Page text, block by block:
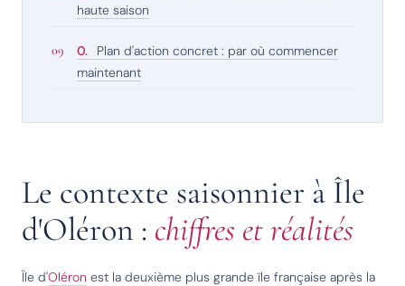
haute saison
Plan d'action concret : par où commencer
maintenant
Le contexte saisonnier à Île
d'Oléron : chiffres et réalités
Île d'Oléron est la deuxième plus grande île française après la